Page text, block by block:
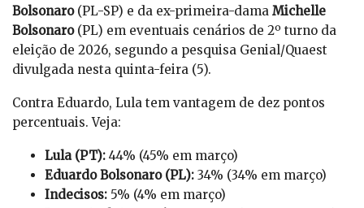
Bolsonaro(PL-SP) e da ex-primeira-dama Michelle
Bolsonaro(PL) em eventuais cenários de 2º turno da
eleição de 2026, segundo a pesquisa Genial/Quaest
divulgada nesta quinta-feira (5).
Contra Eduardo, Lula tem vantagem de dez pontos
percentuais. Veja:
Lula (PT): 44% (45% em março)
Eduardo Bolsonaro (PL): 34% (34% em março)
Indecisos: 5% (4% em março)